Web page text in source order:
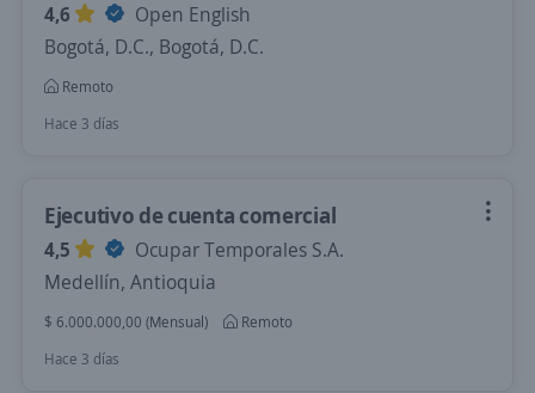
4,6
Open English
Bogotá, D.C., Bogotá, D.C.
Remoto
Hace 3 días
Ejecutivo de cuenta comercial
4,5
Ocupar Temporales S.A.
Medellín, Antioquia
$ 6.000.000,00 (Mensual)
Remoto
Hace 3 días